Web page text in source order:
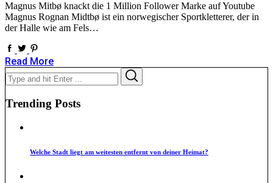
Magnus Mitbø knackt die 1 Million Follower Marke auf Youtube
Magnus Rognan Midtbø ist ein norwegischer Sportkletterer, der in
der Halle wie am Fels…
Read More
Search
for:
Trending Posts
Welche Stadt liegt am weitesten entfernt von deiner Heimat?